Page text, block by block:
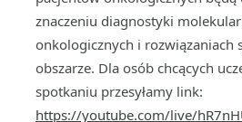
znaczeniu diagnostyki
onkologicznych i rozwiązaniach
obszarze. Dla osób chcących
spotkaniu przesyłamy link:
https://youtube.com/live/